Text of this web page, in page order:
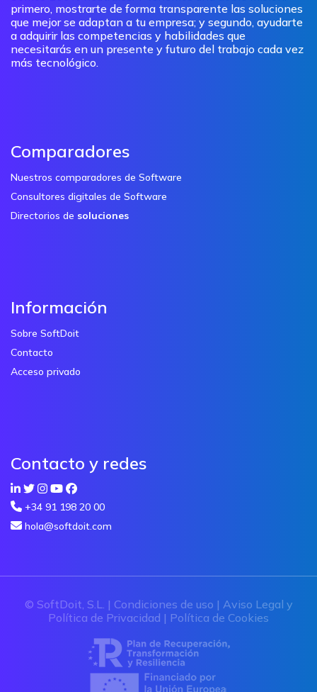
primero, mostrarte de forma transparente las soluciones
que mejor se adaptan a tu empresa; y segundo, ayudarte
a adquirir las competencias y habilidades que
necesitarás en un presente y futuro del trabajo cada vez
más tecnológico.
Comparadores
Nuestros comparadores de Software
Consultores digitales de Software
Directorios de soluciones
Información
Sobre SoftDoit
Contacto
Acceso privado
Contacto y redes
+34 91 198 20 00
hola@softdoit.com
© SoftDoit, S.L. | Condiciones de uso | Aviso Legal y
Política de Privacidad | Política de Cookies